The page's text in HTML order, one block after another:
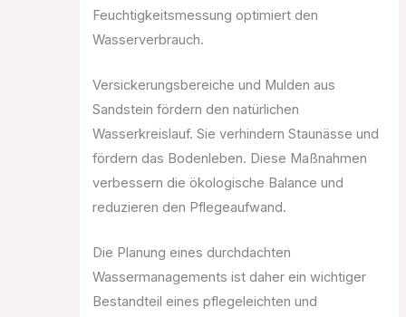
Feuchtigkeitsmessung optimiert den
Wasserverbrauch.
Versickerungsbereiche und Mulden aus
Sandstein fördern den natürlichen
Wasserkreislauf. Sie verhindern Staunässe und
fördern das Bodenleben. Diese Maßnahmen
verbessern die ökologische Balance und
reduzieren den Pflegeaufwand.
Die Planung eines durchdachten
Wassermanagements ist daher ein wichtiger
Bestandteil eines pflegeleichten und